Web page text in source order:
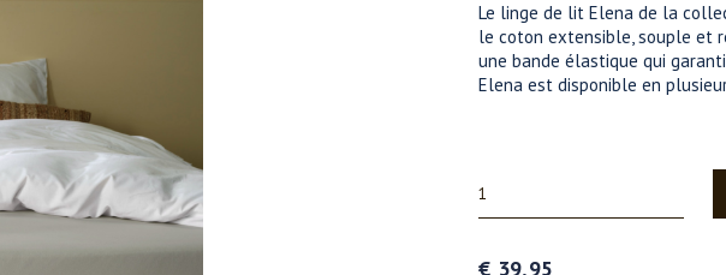
Le linge de lit Elena de la
le coton extensible, souple et
une bande élastique qui
Elena est disponible en
€ 39,95